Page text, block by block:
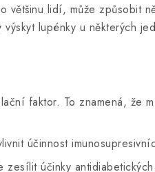
většinu lidí, může způsobit
lupénky u některých
faktor. To znamená, že
účinnost
zesílit účinky